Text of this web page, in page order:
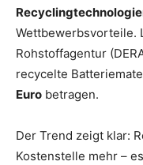
Wettbewerbsvorteile.
Rohstoffagentur
recycelte
Euro betragen.
Der Trend zeigt klar:
Kostenstelle mehr –